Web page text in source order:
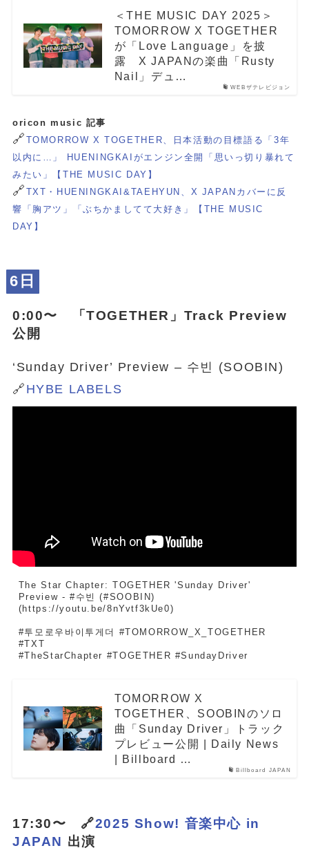
WEBザテレビジョン
＜THE MUSIC DAY 2025＞
TOMORROW X TOGETHER
が「Love Language」を披
露 X JAPANの楽曲「Rusty
Nail」デュ…
oricon music 記事
🔗 TOMORROW X TOGETHER、日本活動の目標語る「3年
以内に…」 HUENINGKAIがエンジン全開「思いっ切り暴れて
みたい」【THE MUSIC DAY】
🔗 TXT・HUENINGKAI&TAEHYUN、X JAPANカバーに反
響「胸アツ」「ぶちかましてて大好き」【THE MUSIC
DAY】
6日
0:00〜 「TOGETHER 」Track Preview
公開
‘Sunday Driver’ Preview – 수빈 (SOOBIN)
🔗 HYBE LABELS
The Star Chapter: TOGETHER 'Sunday Driver'
Preview - #수빈 (#SOOBIN)
(https://youtu.be/8nYvtf3kUe0)
#투모로우바이투게더 #TOMORROW_X_TOGETHER
#TXT
#TheStarChapter #TOGETHER #SundayDriver
Billboard JAPAN
TOMORROW X
TOGETHER、SOOBINのソロ
曲「Sunday Driver」トラック
プレビュー公開 | Daily News
| Billboard …
17:30〜 🔗2025 Show! 音楽中心 in
JAPAN 出演